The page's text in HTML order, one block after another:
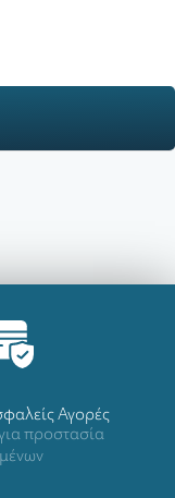
Αγορές
προστασία